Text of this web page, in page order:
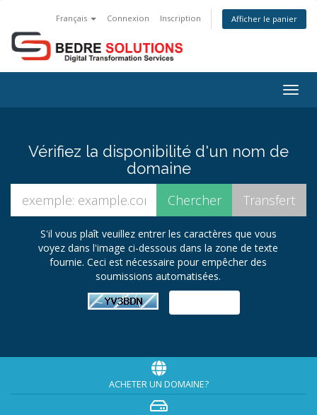
Français Connexion Inscription Afficher le panier
Vérifiez la disponibilité d'un nom de
domaine
S'il vous plaît veuillez entrer les caractères que vous
voyez dans l'image ci-dessous dans la zone de texte
fournie. Ceci est nécessaire pour empêcher des
soumissions automatisées.
ACHETER UN DOMAINE?